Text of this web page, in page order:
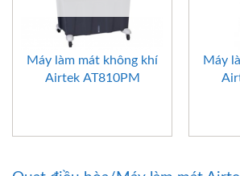
Máy làm mát không khí
Airtek AT810PM
Máy